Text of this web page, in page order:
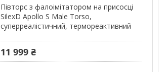
Півторс з фалоімітатором на присосці
SilexD Apollo S Male Torso,
суперреалістичний, термореактивний
11 999 ₴